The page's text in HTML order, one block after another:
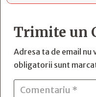
Trimite un
Adresa ta de email nu
obligatorii sunt